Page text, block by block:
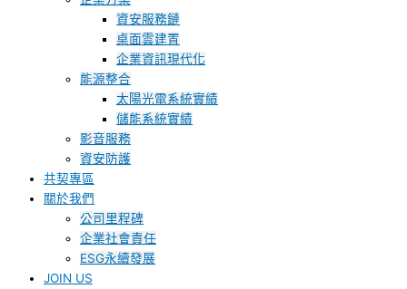
資安服務鏈
桌面雲建置
企業資訊現代化
能源整合
太陽光電系統實績
儲能系統實績
影音服務
資安防護
共契專區
關於我們
公司里程碑
企業社會責任
ESG永續發展
JOIN US